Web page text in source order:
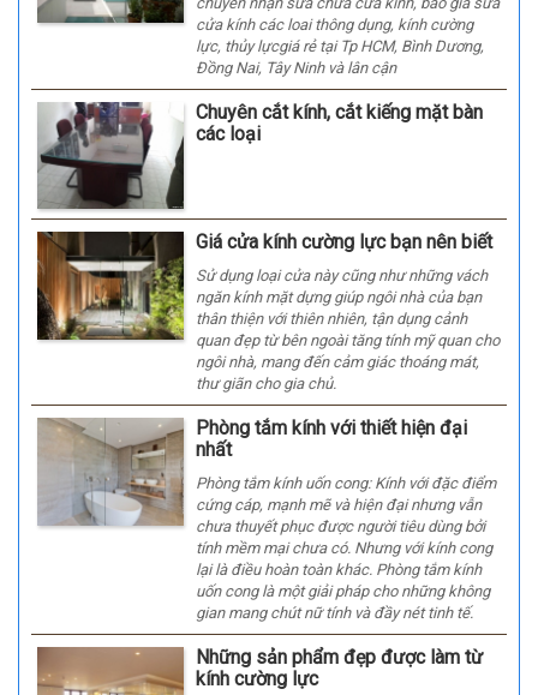
cửa kính các loai thông dụng, kính cường
lực, thủy lựcgiá rẻ tại Tp HCM, Bình Dương,
Đồng Nai, Tây Ninh và lân cận
Chuyên cắt kính, cắt kiếng mặt bàn
các loại
Giá cửa kính cường lực bạn nên biết
Sử dụng loại cửa này cũng như những vách
ngăn kính mặt dựng giúp ngôi nhà của bạn
thân thiện với thiên nhiên, tận dụng cảnh
quan đẹp từ bên ngoài tăng tính mỹ quan cho
ngôi nhà, mang đến cảm giác thoáng mát,
thư giãn cho gia chủ.
Phòng tắm kính với thiết hiện đại
nhất
Phòng tắm kính uốn cong: Kính với đặc điểm
cứng cáp, mạnh mẽ và hiện đại nhưng vẫn
chưa thuyết phục được người tiêu dùng bởi
tính mềm mại chưa có. Nhưng với kính cong
lại là điều hoàn toàn khác. Phòng tắm kính
uốn cong là một giải pháp cho những không
gian mang chút nữ tính và đầy nét tinh tế.
Những sản phẩm đẹp được làm từ
kính cường lực